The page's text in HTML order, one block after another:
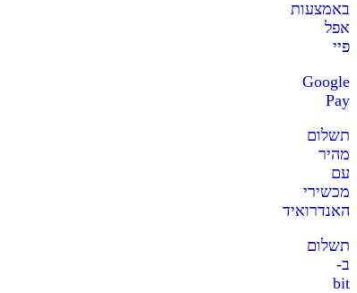
באמצעות
אפל
פיי
Google
Pay
תשלום
מהיר
עם
מכשירי
האנדרואיד
תשלום
ב-
bit